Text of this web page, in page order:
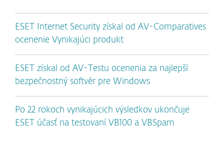
ESET Internet Security získal od AV-Comparatives
ocenenie Vynikajúci produkt
ESET získal od AV-Testu ocenenia za najlepší
bezpečnostný softvér pre Windows
Po 22 rokoch vynikajúcich výsledkov ukončuje
ESET účasť na testovaní VB100 a VBSpam